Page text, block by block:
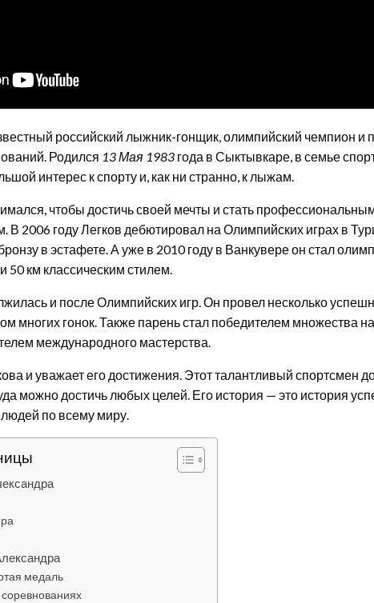
российский лыжник-гонщик, олимпийский чемпион и
Родился 13 Мая 1983 года в Сыктывкаре, в семье
интерес к спорту и, как ни странно, к лыжам.
чтобы достичь своей мечты и стать
В 2006 году Легков дебютировал на Олимпийских играх в
в эстафете. А уже в 2010 году в Ванкувере он стал
50 км классическим стилем.
и после Олимпийских игр. Он провел несколько
многих гонок. Также парень стал победителем множества
международного мастерства.
и уважает его достижения. Этот талантливый спортсмен
можно достичь любых целей. Его история — это история
по всему миру.
медаль